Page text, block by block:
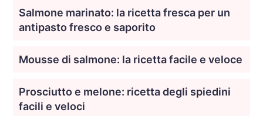
Salmone marinato: la ricetta fresca per un
antipasto fresco e saporito
Mousse di salmone: la ricetta facile e veloce
Prosciutto e melone: ricetta degli spiedini
facili e veloci